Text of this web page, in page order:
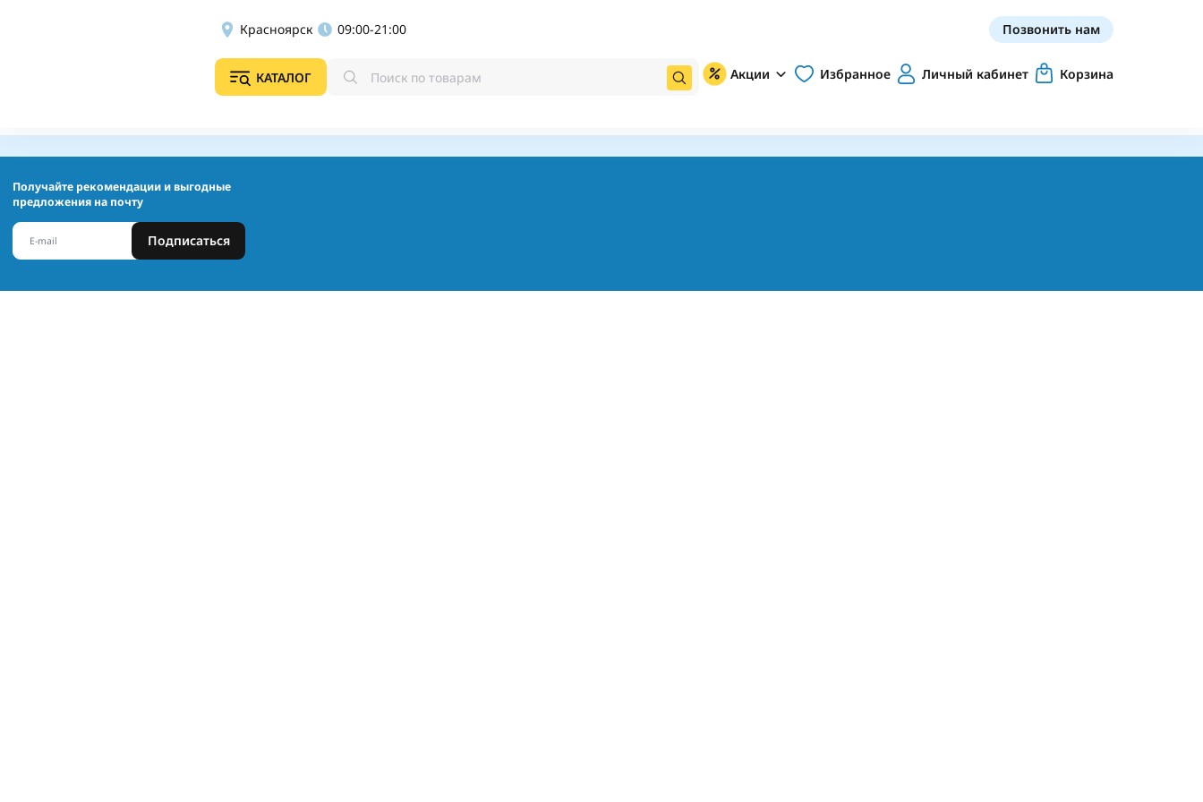
Красноярск 09:00-21:00 Позвонить нам
КАТАЛОГ Акции Избранное Личный кабинет Корзина
Получайте рекомендации и выгодные
предложения на почту
Подписаться